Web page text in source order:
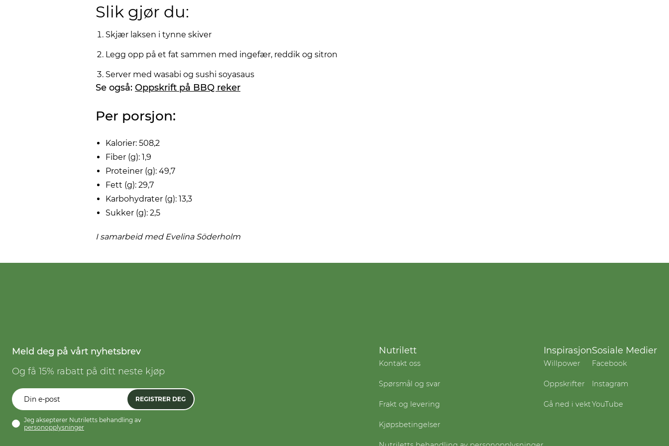
Slik gjør du:
Skjær laksen i tynne skiver
Legg opp på et fat sammen med ingefær, reddik og sitron
Server med wasabi og sushi soyasaus
Se også: Oppskrift på BBQ reker
Per porsjon:
Kalorier: 508,2
Fiber (g): 1,9
Proteiner (g): 49,7
Fett (g): 29,7
Karbohydrater (g): 13,3
Sukker (g): 2,5
I samarbeid med Evelina Söderholm
Meld deg på vårt nyhetsbrev
Og få 15% rabatt på ditt neste kjøp
REGISTRER DEG
Jeg aksepterer Nutriletts behandling av
personopplysninger
Nutrilett
Kontakt oss
Spørsmål og svar
Frakt og levering
Kjøpsbetingelser
Inspirasjon
Willpower
Oppskrifter
Gå ned i vekt
Sosiale Medier
Facebook
Instagram
YouTube